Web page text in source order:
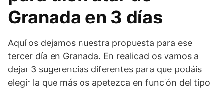
Granada en 3 días
Aquí os dejamos nuestra propuesta para ese
tercer día en Granada. En realidad os vamos a
dejar 3 sugerencias diferentes para que podáis
elegir la que más os apetezca en función del tipo